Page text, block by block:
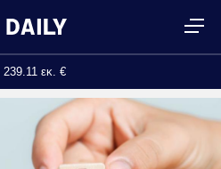
239.11 εκ. €